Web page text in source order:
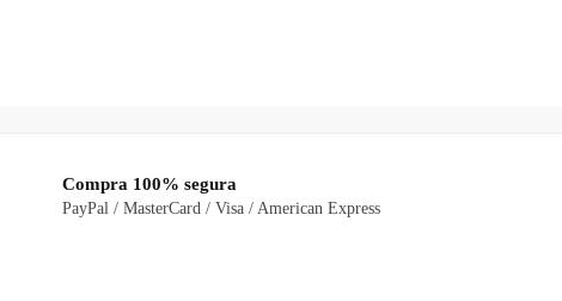
Compra 100% segura
PayPal / MasterCard / Visa / American Express